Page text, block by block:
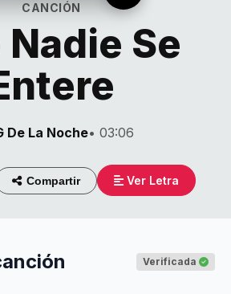
CANCIÓN
Nadie Se
De La Noche• 03:06
Compartir Ver Letra
Verificada